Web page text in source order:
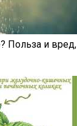
Польза и вред,